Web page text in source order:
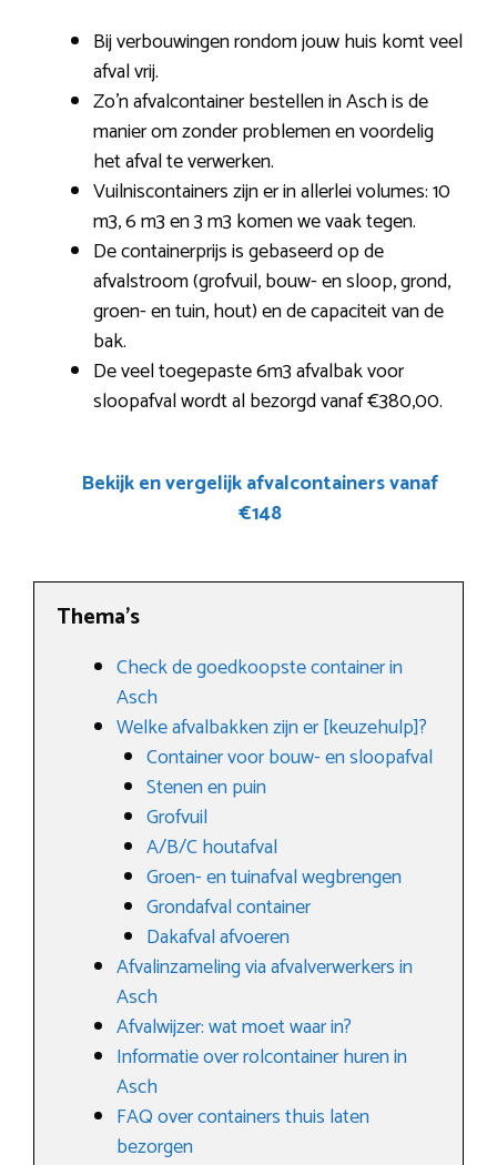
Bij verbouwingen rondom jouw huis komt veel
afval vrij.
Zo’n afvalcontainer bestellen in Asch is de
manier om zonder problemen en voordelig
het afval te verwerken.
Vuilniscontainers zijn er in allerlei volumes: 10
m3, 6 m3 en 3 m3 komen we vaak tegen.
De containerprijs is gebaseerd op de
afvalstroom (grofvuil, bouw- en sloop, grond,
groen- en tuin, hout) en de capaciteit van de
bak.
De veel toegepaste 6m3 afvalbak voor
sloopafval wordt al bezorgd vanaf €380,00.
Bekijk en vergelijk afvalcontainers vanaf
€148
Thema’s
Check de goedkoopste container in
Asch
Welke afvalbakken zijn er [keuzehulp]?
Container voor bouw- en sloopafval
Stenen en puin
Grofvuil
A/B/C houtafval
Groen- en tuinafval wegbrengen
Grondafval container
Dakafval afvoeren
Afvalinzameling via afvalverwerkers in
Asch
Afvalwijzer: wat moet waar in?
Informatie over rolcontainer huren in
Asch
FAQ over containers thuis laten
bezorgen